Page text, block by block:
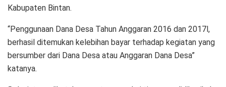
Kabupaten Bintan.
“Penggunaan Dana Desa Tahun Anggaran 2016 dan 2017l,
berhasil ditemukan kelebihan bayar terhadap kegiatan yang
bersumber dari Dana Desa atau Anggaran Dana Desa”
katanya.